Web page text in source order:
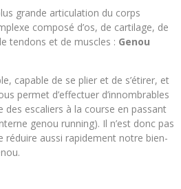
grande articulation du corps
composé d’os, de cartilage, de
tendons et de muscles : Genou
capable de se plier et de s’étirer, et
permet d’effectuer d’innombrables
escaliers à la course en passant
genou running). Il n’est donc pas
réduire aussi rapidement notre bien-